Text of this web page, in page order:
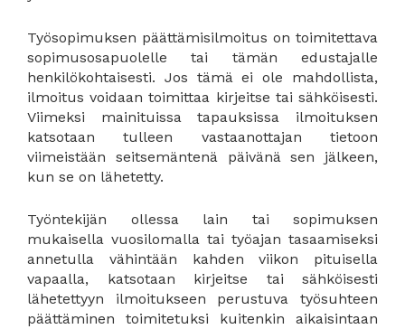
Työsopimuksen päättämisilmoitus on toimitettava
sopimusosapuolelle tai tämän edustajalle
henkilökohtaisesti. Jos tämä ei ole mahdollista,
ilmoitus voidaan toimittaa kirjeitse tai sähköisesti.
Viimeksi mainituissa tapauksissa ilmoituksen
katsotaan tulleen vastaanottajan tietoon
viimeistään seitsemäntenä päivänä sen jälkeen,
kun se on lähetetty.
Työntekijän ollessa lain tai sopimuksen
mukaisella vuosilomalla tai työajan tasaamiseksi
annetulla vähintään kahden viikon pituisella
vapaalla, katsotaan kirjeitse tai sähköisesti
lähetettyyn ilmoitukseen perustuva työsuhteen
päättäminen toimitetuksi kuitenkin aikaisintaan